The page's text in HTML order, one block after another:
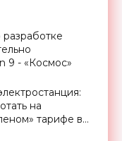
9 - «Космос»
на
тарифе в